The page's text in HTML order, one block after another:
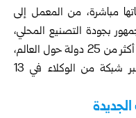
مباشرة، من المعمل إلى
بجودة التصنيع المحلي،
وأشار إلى أن الشركة تصدر منتجاتها إلى أكثر من 25 دولة حول العالم،
وتعمل على تغطية السوق المحلية عبر شبكة من الوكلاء في 13